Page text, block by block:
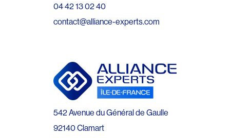
04 42 13 02 40
contact@alliance-experts.com
542 Avenue du Général de Gaulle
92140 Clamart